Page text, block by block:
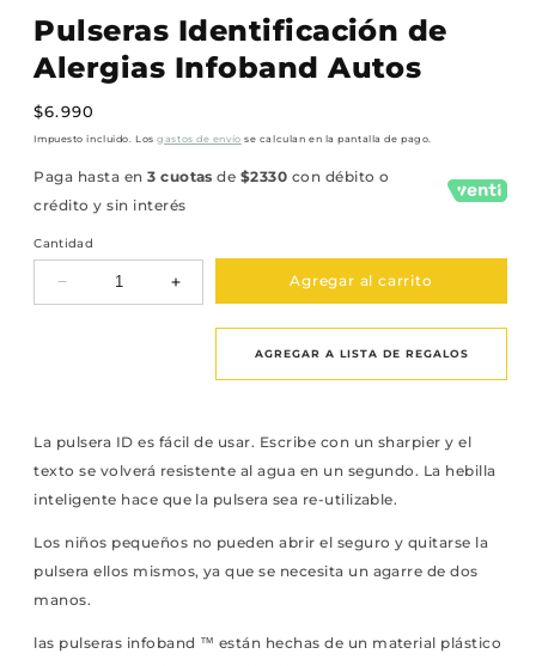
Pulseras Identificación de
Alergias Infoband Autos
Precio
habitual
$6.990
Impuesto incluido. Losgastos de envío se calculan en la pantalla de pago.
Paga hasta en3 cuotas de $2330 con débito o
crédito y sin interés
Cantidad
Reducir
cantidad
Autos
Aumentar
cantidad
Autos
Agregar al carrito
AGREGAR A LISTA DE REGALOS
La pulsera ID es fácil de usar. Escribe con un sharpier y el
texto se volverá resistente al agua en un segundo. La hebilla
inteligente hace que la pulsera sea re-utilizable.
Los niños pequeños no pueden abrir el seguro y quitarse la
pulsera ellos mismos, ya que se necesita un agarre de dos
manos.
las pulseras infoband ™ están hechas de un material plástico